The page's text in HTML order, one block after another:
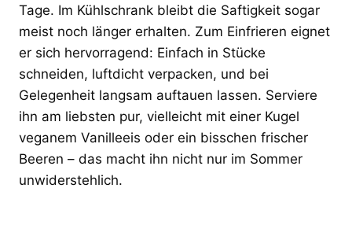
Tage. Im Kühlschrank bleibt die Saftigkeit sogar
meist noch länger erhalten. Zum Einfrieren eignet
er sich hervorragend: Einfach in Stücke
schneiden, luftdicht verpacken, und bei
Gelegenheit langsam auftauen lassen. Serviere
ihn am liebsten pur, vielleicht mit einer Kugel
veganem Vanilleeis oder ein bisschen frischer
Beeren – das macht ihn nicht nur im Sommer
unwiderstehlich.